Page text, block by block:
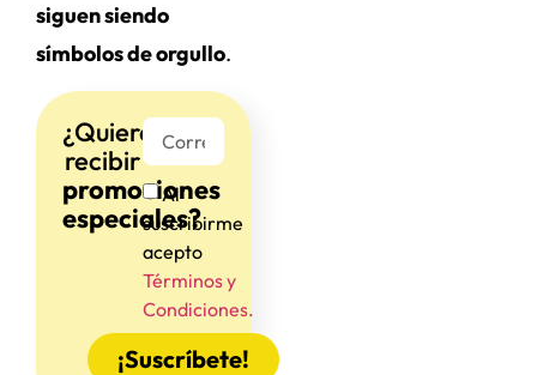
siguen siendo
símbolos de orgullo.
¿Quieres
recibir
promociones
especiales?
Al
suscribirme
acepto
Términos y
Condiciones.
¡Suscríbete!